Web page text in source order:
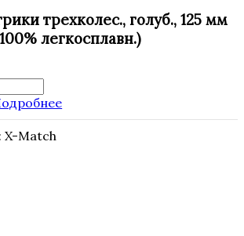
трехколес., голуб., 125 мм
легкосплавн.)
X-Match